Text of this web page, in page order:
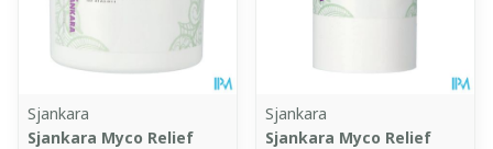
Sjankara
Sjankara Myco Relief
Sjankara
Sjankara Myco Relief